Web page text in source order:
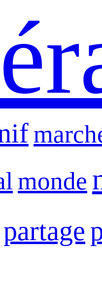
monde
partage